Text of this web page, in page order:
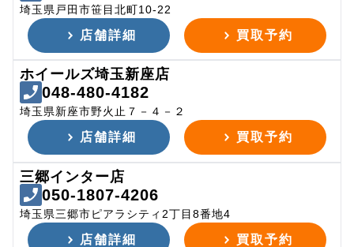
埼玉県戸田市笹目北町10-22
店舗詳細 買取予約
ホイールズ埼玉新座店
048-480-4182
埼玉県新座市野火止７－４－２
店舗詳細 買取予約
三郷インター店
050-1807-4206
埼玉県三郷市ピアラシティ2丁目8番地4
店舗詳細 買取予約